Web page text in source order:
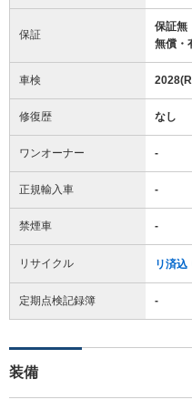
保証
保証無
無償・
車検
修復歴 なし
ワンオーナー -
正規輸入車 -
禁煙車 -
リサイクル リ済込
定期点検記録簿 -
装備